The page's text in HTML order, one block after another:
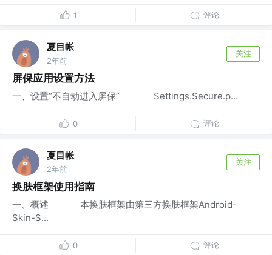
1 评论
夏目帐
2年前
关注
屏保应用设置方法
一、设置“不自动进入屏保” Settings.Secure.p...
0 评论
夏目帐
2年前
关注
换肤框架使用指南
一、概述 本换肤框架由第三方换肤框架Android-
Skin-S...
0 评论